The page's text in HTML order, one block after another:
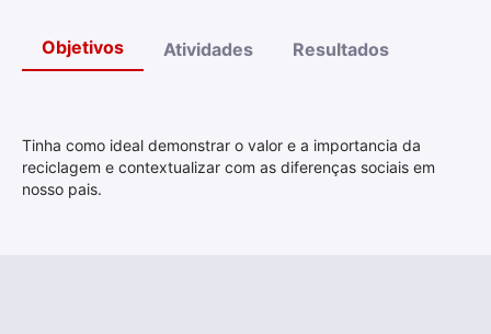
Objetivos Atividades Resultados
Tinha como ideal demonstrar o valor e a importancia da
reciclagem e contextualizar com as diferenças sociais em
nosso pais.